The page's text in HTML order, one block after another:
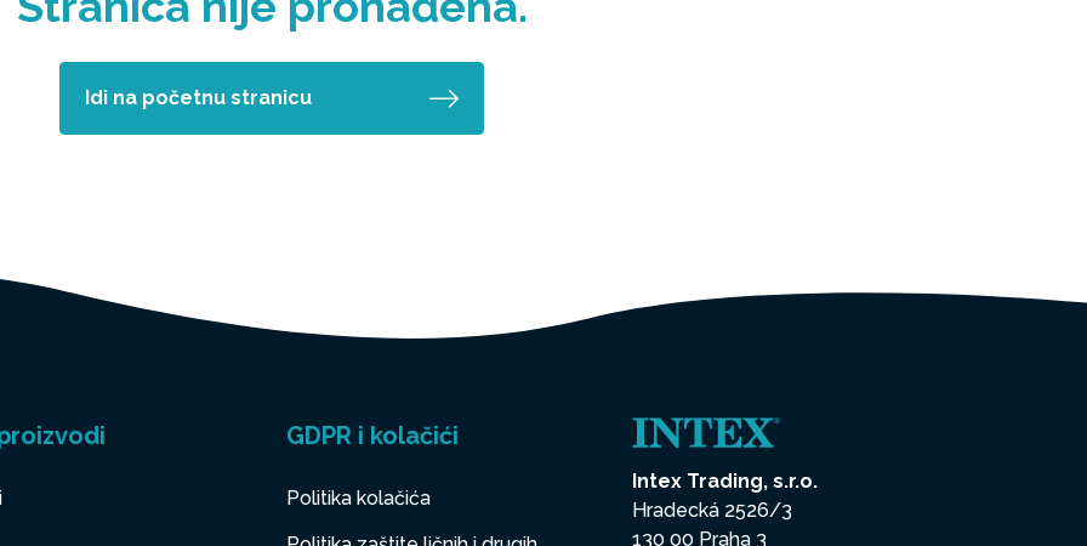
Idi na početnu stranicu
GDPR i kolačići
Politika kolačića
Intex Trading, s.r.o.
Hradecká 2526/3
130 00 Praha 3